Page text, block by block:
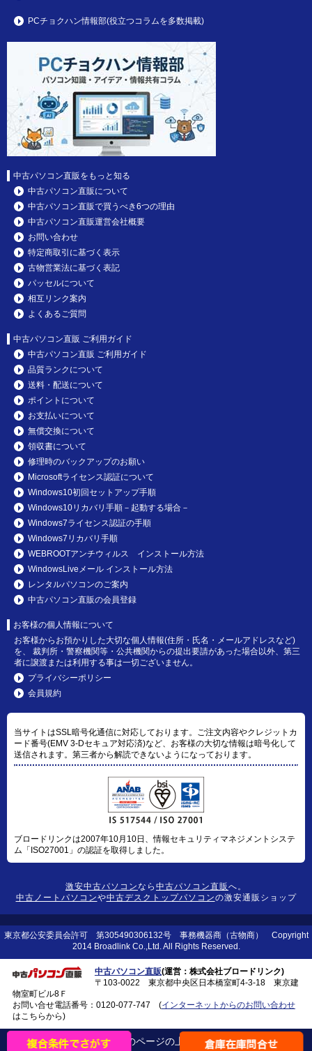
PCチョクハン情報部(役立つコラムを多数掲載)
中古パソコン直販をもっと知る
中古パソコン直販について
中古パソコン直販で買うべき6つの理由
中古パソコン直販運営会社概要
お問い合わせ
特定商取引に基づく表示
古物営業法に基づく表記
パッセルについて
相互リンク案内
よくあるご質問
中古パソコン直販 ご利用ガイド
中古パソコン直販 ご利用ガイド
品質ランクについて
送料・配送について
ポイントについて
お支払いについて
無償交換について
領収書について
修理時のバックアップのお願い
Microsoftライセンス認証について
Windows10初回セットアップ手順
Windows10リカバリ手順－起動する場合－
Windows7ライセンス認証の手順
Windows7リカバリ手順
WEBROOTアンチウィルス インストール方法
WindowsLiveメール インストール方法
レンタルパソコンのご案内
中古パソコン直販の会員登録
お客様の個人情報について
お客様からお預かりした大切な個人情報(住所・氏名・メールアドレスなど)
を、 裁判所・警察機関等・公共機関からの提出要請があった場合以外、第三
者に譲渡または利用する事は一切ございません。
プライバシーポリシー
会員規約
当サイトはSSL暗号化通信に対応しております。ご注文内容やクレジットカ
ード番号(EMV 3-Dセキュア対応済)など、お客様の大切な情報は暗号化して
送信されます。第三者から解読できないようになっております。
ブロードリンクは2007年10月10日、情報セキュリティマネジメントシステ
ム「ISO27001」の認証を取得しました。
激安中古パソコンなら 中古パソコン直販へ。
中古ノートパソコンや中古デスクトップパソコンの激安通販ショップ
東京都公安委員会許可 第305490306132号 事務機器商（古物商） Copyright
2014 Broadlink Co.,Ltd. All Rights Reserved.
中古パソコン直販(運営：株式会社ブロードリンク)
〒103-0022 東京都中央区日本橋室町4-3-18 東京建
物室町ビル8Ｆ
お問い合せ電話番号： 0120-077-747 (インターネットからのお問い合わせ
はこちらから)
このページの上に戻る